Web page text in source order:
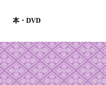
本・DVD